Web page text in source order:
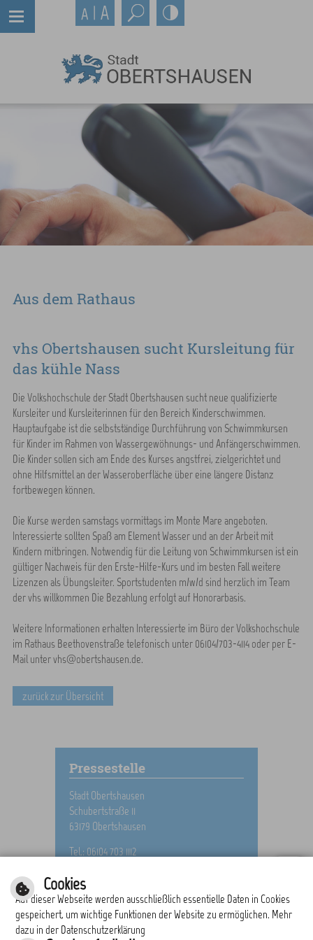
Aus dem Rathaus
vhs Obertshausen sucht Kursleitung für
das kühle Nass
Die Volkshochschule der Stadt Obertshausen sucht neue qualifizierte
Kursleiter und Kursleiterinnen für den Bereich Kinderschwimmen.
Hauptaufgabe ist die selbstständige Durchführung von Schwimmkursen
für Kinder im Rahmen von Wassergewöhnungs- und Anfängerschwimmen.
Die Kinder sollen sich am Ende des Kurses angstfrei, zielgerichtet und
ohne Hilfsmittel an der Wasseroberfläche über eine längere Distanz
fortbewegen können.
Die Kurse werden samstags vormittags im Monte Mare angeboten.
Interessierte sollten Spaß am Element Wasser und an der Arbeit mit
Kindern mitbringen. Notwendig für die Leitung von Schwimmkursen ist ein
gültiger Nachweis für den Erste-Hilfe-Kurs und im besten Fall weitere
Lizenzen als Übungsleiter. Sportstudenten m/w/d sind herzlich im Team
der vhs willkommen Die Bezahlung erfolgt auf Honorarbasis.
Weitere Informationen erhalten Interessierte im Büro der Volkshochschule
im Rathaus Beethovenstraße telefonisch unter 06104/703-4114 oder per E-
Mail unter vhs@obertshausen.de.
zurück zur Übersicht
Pressestelle
Stadt Obertshausen
Schubertstraße 11
63179 Obertshausen
Tel.: 06104 703 1112
Cookies
Auf dieser Webseite werden ausschließlich essentielle Daten in Cookies
gespeichert, um wichtige Funktionen der Website zu ermöglichen. Mehr
dazu in der Datenschutzerklärung